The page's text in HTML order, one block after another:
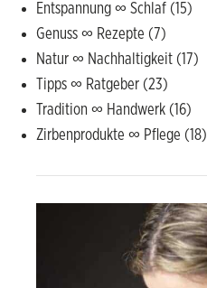
Entspannung ∞ Schlaf (15)
Genuss ∞ Rezepte (7)
Natur ∞ Nachhaltigkeit (17)
Tipps ∞ Ratgeber (23)
Tradition ∞ Handwerk (16)
Zirbenprodukte ∞ Pflege (18)